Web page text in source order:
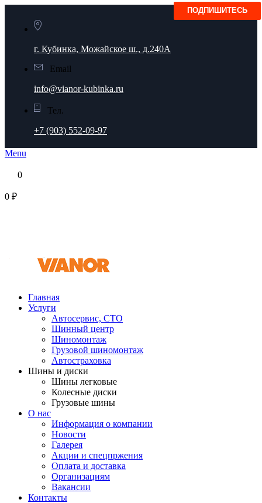
г. Кубинка, Можайское ш., д.240А
Email
info@vianor-kubinka.ru
Тел.
+7 (903) 552-09-97
Menu
0
0 ₽
Главная
Услуги
Автосервис, СТО
Шинный центр
Шиномонтаж
Грузовой шиномонтаж
Автостраховка
Шины и диски
Шины легковые
Колесные диски
Грузовые шины
О нас
Информация о компании
Новости
Галерея
Акции и спецпржения
Оплата и доставка
Организациям
Вакансии
Контакты